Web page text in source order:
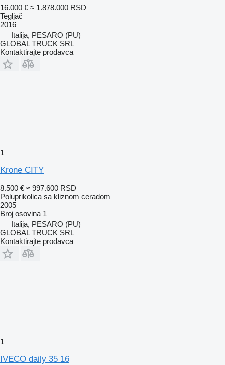
16.000 € ≈ 1.878.000 RSD
Tegljač
2016
Italija, PESARO (PU)
GLOBAL TRUCK SRL
Kontaktirajte prodavca
1
Krone CITY
8.500 € ≈ 997.600 RSD
Poluprikolica sa kliznom ceradom
2005
Broj osovina 1
Italija, PESARO (PU)
GLOBAL TRUCK SRL
Kontaktirajte prodavca
1
IVECO daily 35 16